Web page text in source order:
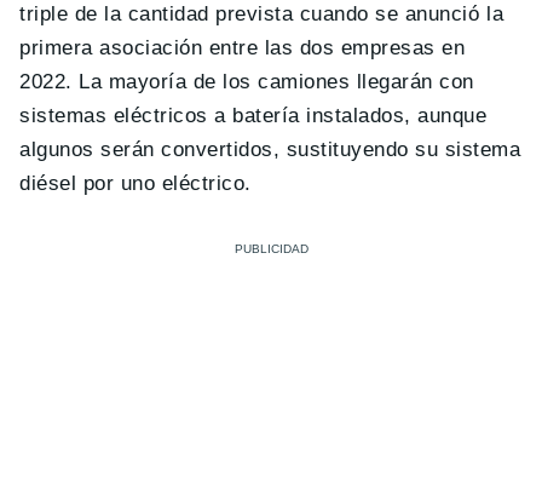
triple de la cantidad prevista cuando se anunció la
primera asociación entre las dos empresas en
2022. La mayoría de los camiones llegarán con
sistemas eléctricos a batería instalados, aunque
algunos serán convertidos, sustituyendo su sistema
diésel por uno eléctrico.